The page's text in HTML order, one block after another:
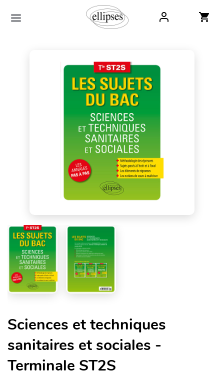
Sciences et techniques
sanitaires et sociales -
Terminale ST2S